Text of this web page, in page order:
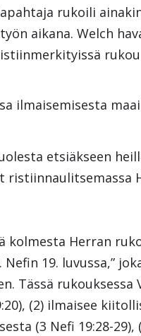
rukoili
aikana. Welch
ilmaisemisesta
etsiäkseen
kolmesta Herran
19. luvussa,”
Tässä rukouksessa
(2) ilmaisee
(3 Nefi 19:28-